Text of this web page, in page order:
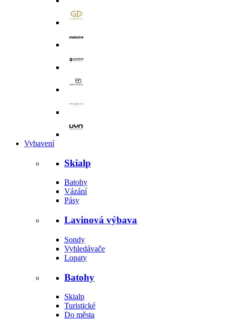
Vybavení
Skialp
Batohy
Vázání
Pásy
Lavinová výbava
Sondy
Vyhledávače
Lopaty
Batohy
Skialp
Turistické
Do města